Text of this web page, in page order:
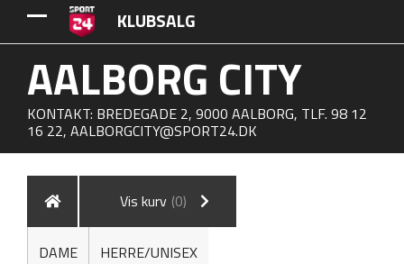
KLUBSALG
AALBORG CITY
KONTAKT: BREDEGADE 2, 9000 AALBORG, TLF. 98 12
16 22, AALBORGCITY@SPORT24.DK
Vis kurv (0)
DAME HERRE/UNISEX